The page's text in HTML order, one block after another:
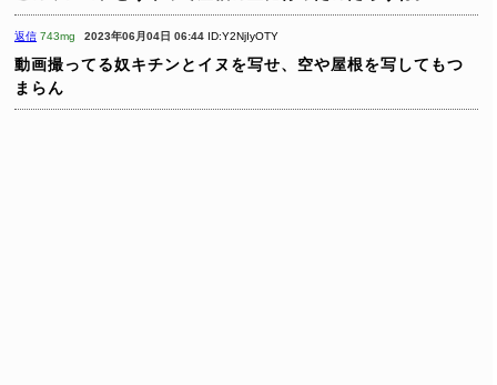
返信 743mg 2023年06月04日 06:44 ID:Y2NjIyOTY
動画撮ってる奴キチンとイヌを写せ、空や屋根を写してもつ
まらん